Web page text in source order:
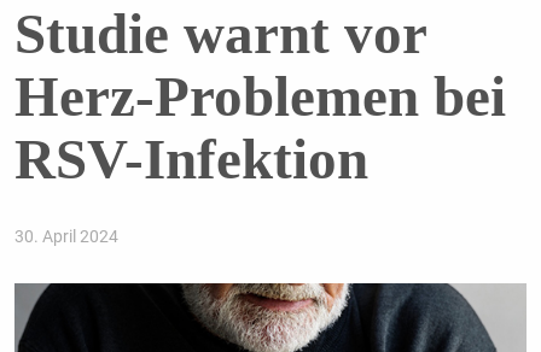
Studie warnt vor
Herz-Problemen bei
RSV-Infektion
30. April 2024